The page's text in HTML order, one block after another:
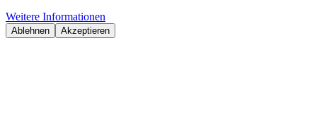
Weitere Informationen
Ablehnen Akzeptieren